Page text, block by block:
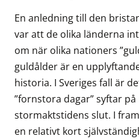
En anledning till den
var att de olika länderna
om när olika nationers
guldålder är en
historia. I Sveriges fall är
”fornstora dagar” syftar
stormaktstidens slut. I
en relativt kort